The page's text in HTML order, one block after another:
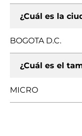
¿Cuál es la
BOGOTA D.C.
¿Cuál es el
MICRO